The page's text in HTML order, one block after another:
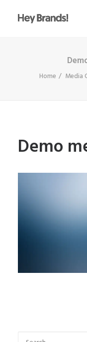
CONÓCENOS
ESCRÍBENOS
Home Media
Demo